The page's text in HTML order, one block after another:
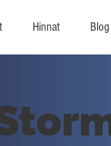
Hinnat Blog